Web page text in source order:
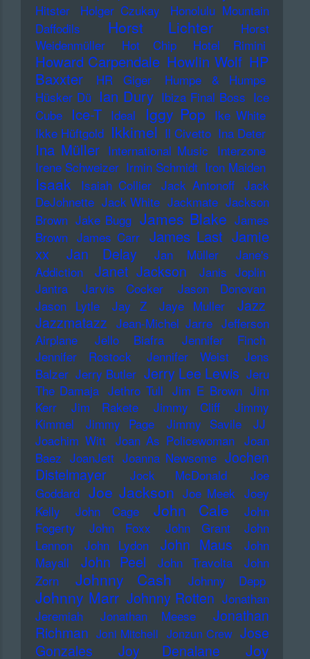
Hitster
Holger Czukay
Honolulu Mountain
Daffodils
Horst Lichter
Horst
Weidenmüller
Hot Chip Hotel Rimini
Howard Carpendale Howlin Wolf HP
Baxxter
HR Giger
Humpe & Humpe
Hüsker Dü Ian Dury Ibiza Final Boss Ice
Cube
Ice-T Ideal Iggy Pop Ike White
Ikke Hüftgold Ikkimel Il Civetto Ina Deter
Ina Müller International Music Interzone
Irene Schweizer Irmin Schmidt Iron Maiden
Isaak Isaiah Collier Jack Antonoff Jack
DeJohnette Jack White Jackmate Jackson
Brown Jake Bugg James Blake James
Brown James Carr James Last Jamie
xx
Jan Delay Jan Müller
Jane's
Addiction
Janet Jackson
Janis Joplin
Jantra
Jarvis Cocker
Jason Donovan
Jason Lytle
Jay Z Jaye Muller
Jazz
Jazzmatazz Jean-Michel Jarre Jefferson
Airplane
Jello Biafra
Jennifer Finch
Jennifer Rostock
Jennifer Weist
Jens
Balzer Jerry Butler Jerry Lee Lewis Jeru
The Damaja Jethro Tull Jim E Brown Jim
Kerr
Jim Rakete Jimmy Cliff
Jimmy
Kimmel
Jimmy Page Jimmy Savile
JJ
Joachim Witt Joan As Policewoman Joan
Baez JoanJett Joanna Newsome Jochen
Distelmayer
Jock McDonald
Joe
Goddard Joe Jackson Joe Meek Joey
Kelly
John Cage John Cale
John
Fogerty
John Foxx John Grant
John
Lennon
John Lydon John Maus
John
Mayall
John Peel John Travolta
John
Zorn
Johnny Cash Johnny Depp
Johnny Marr Johnny Rotten Jonathan
Jeremiah
Jonathan Meese
Jonathan
Richman Joni Mitchell Jonzun Crew Jose
Gonzales
Joy Denalane
Joy